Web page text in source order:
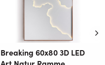
Breaking 60x80 3D LED